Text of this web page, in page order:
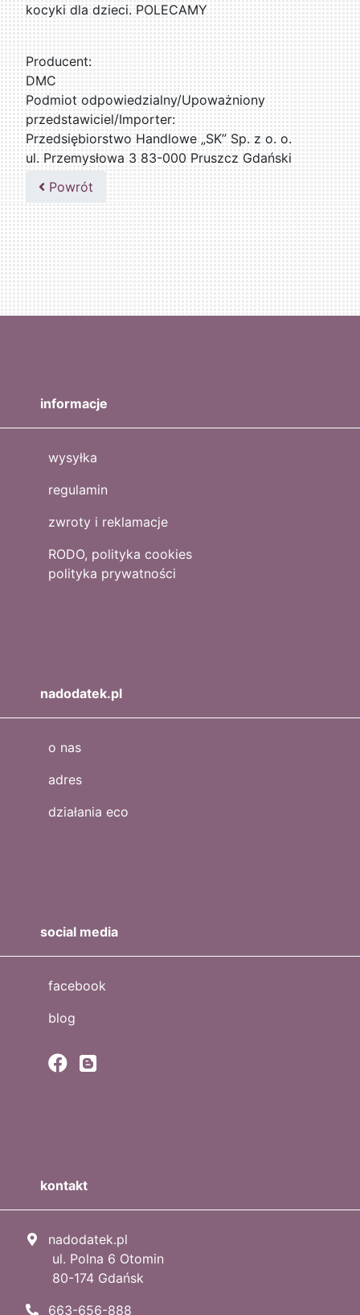
kocyki dla dzieci. POLECAMY
Producent:
DMC
Podmiot odpowiedzialny/Upoważniony
przedstawiciel/Importer:
Przedsiębiorstwo Handlowe „SK” Sp. z o. o.
ul. Przemysłowa 3 83-000 Pruszcz Gdański
509076255
Powrót
informacje
wysyłka
regulamin
zwroty i reklamacje
RODO, polityka cookies
polityka prywatności
nadodatek.pl
o nas
adres
działania eco
social media
facebook
blog
kontakt
nadodatek.pl
ul. Polna 6 Otomin
80-174 Gdańsk
663-656-888